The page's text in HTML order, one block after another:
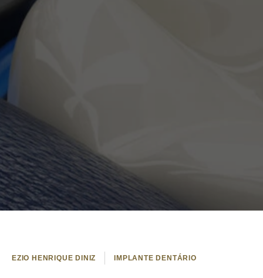
EZIO HENRIQUE DINIZ IMPLANTE DENTÁRIO